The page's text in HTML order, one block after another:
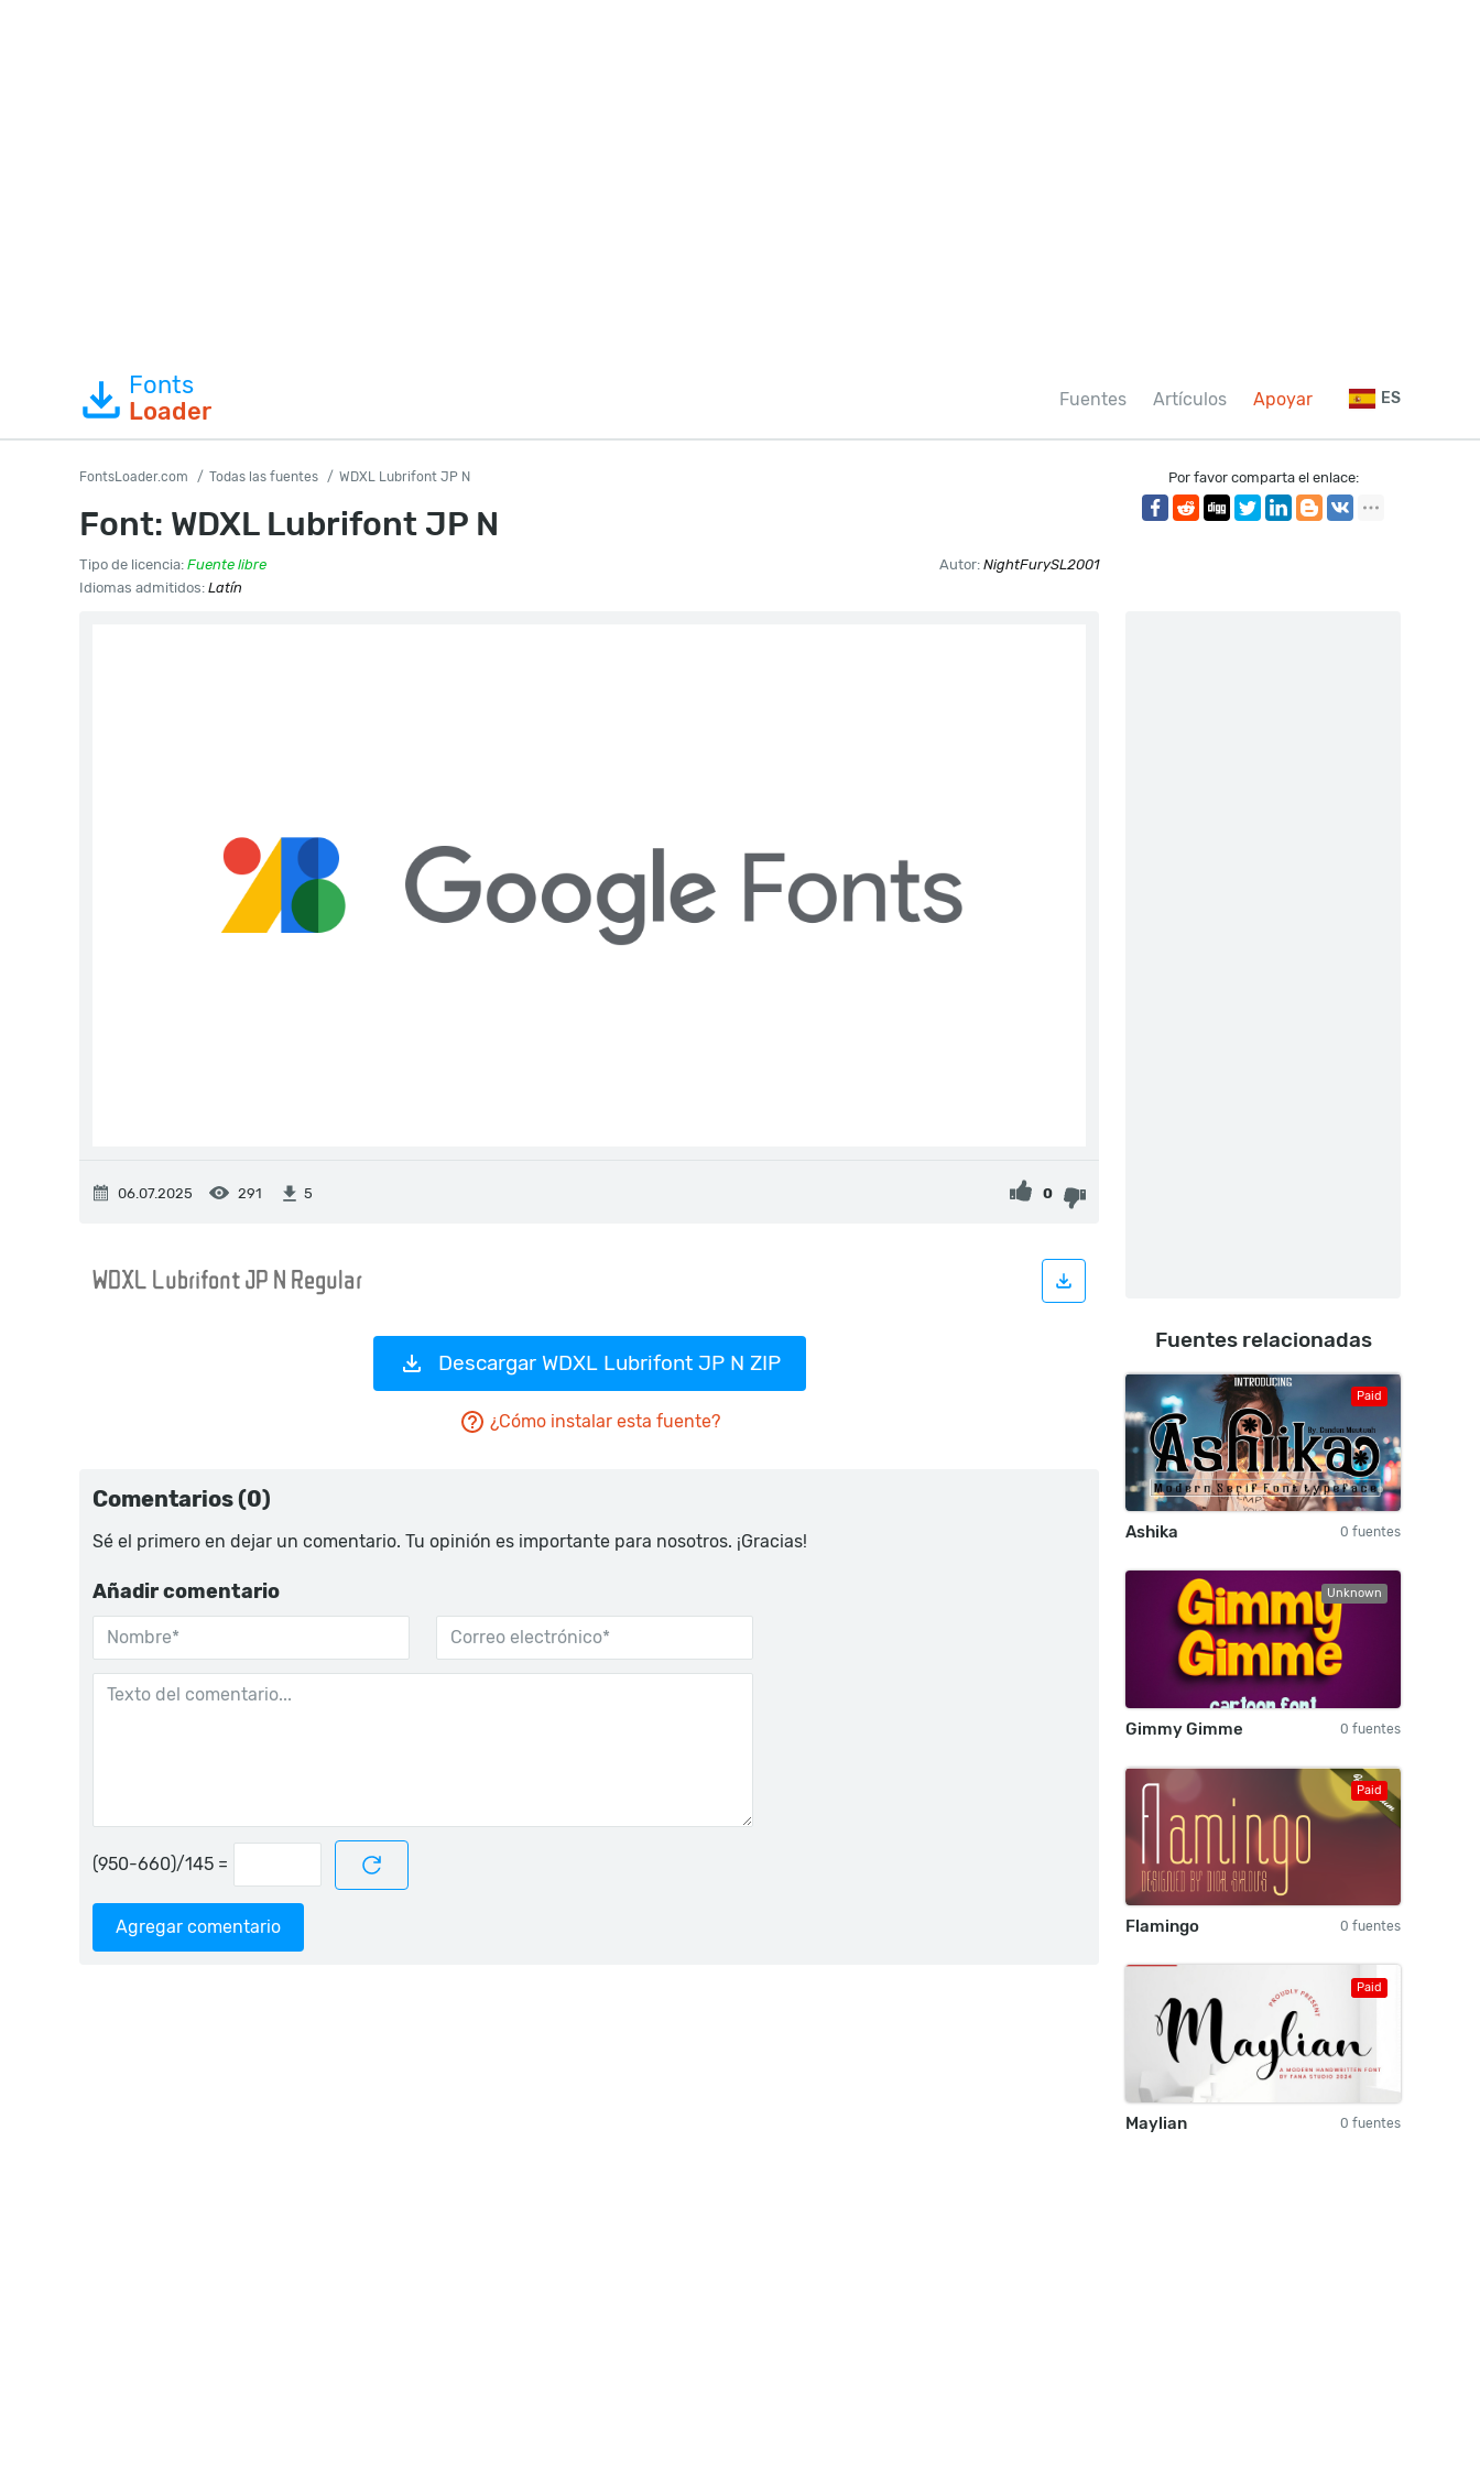
Fonts
Loader
Fuentes Artículos Apoyar ES
FontsLoader.com Todas las fuentes WDXL Lubrifont JP N
Font: WDXL Lubrifont JP N
Tipo de licencia: Fuente libre Autor: NightFurySL2001
Idiomas admitidos: Latín
Por favor comparta el enlace:
06.07.2025 291 5 0
Descargar WDXL Lubrifont JP N ZIP
¿Cómo instalar esta fuente?
Comentarios (0)
Sé el primero en dejar un comentario. Tu opinión es importante para nosotros. ¡Gracias!
Añadir comentario
=
Agregar comentario
Fuentes relacionadas
Paid
Ashika 0 fuentes
Unknown
Gimmy Gimme 0 fuentes
Paid
Flamingo 0 fuentes
Paid
Maylian 0 fuentes